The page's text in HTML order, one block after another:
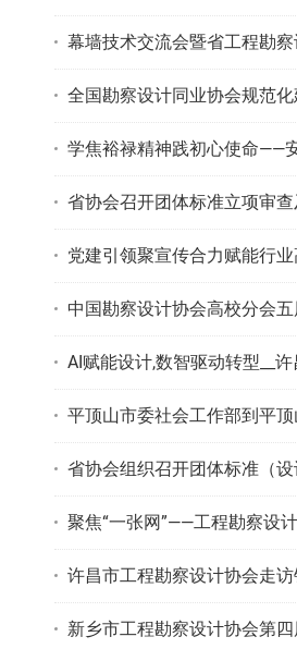
幕墙技术交流会暨省工程勘
全国勘察设计同业协会规范
学焦裕禄精神践初心使命——
省协会召开团体标准立项审
党建引领聚宣传合力赋能行
中国勘察设计协会高校分会
AI赋能设计,数智驱动转型__
平顶山市委社会工作部到平
省协会组织召开团体标准（
聚焦“一张网”——工程勘察设
许昌市工程勘察设计协会走
新乡市工程勘察设计协会第